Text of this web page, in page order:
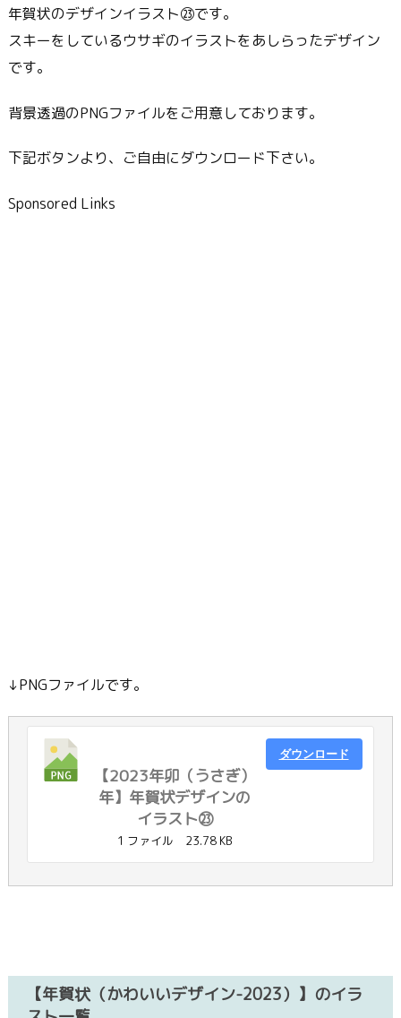
年賀状のデザインイラスト㉓です。
スキーをしているウサギのイラストをあしらったデザイン
です。
背景透過のPNGファイルをご用意しております。
下記ボタンより、ご自由にダウンロード下さい。
Sponsored Links
↓PNGファイルです。
【2023年卯（うさぎ）
年】年賀状デザインの
イラスト㉓
1 ファイル 23.78 KB
ダウンロード
【年賀状（かわいいデザイン-2023）】のイラ